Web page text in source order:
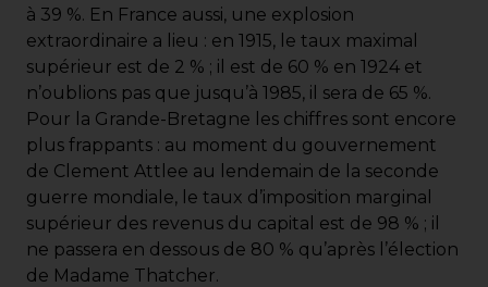
à 39 %. En France aussi, une explosion
extraordinaire a lieu : en 1915, le taux maximal
supérieur est de 2 % ; il est de 60 % en 1924 et
n’oublions pas que jusqu’à 1985, il sera de 65 %.
Pour la Grande-Bretagne les chiffres sont encore
plus frappants : au moment du gouvernement
de Clement Attlee au lendemain de la seconde
guerre mondiale, le taux d’imposition marginal
supérieur des revenus du capital est de 98 % ; il
ne passera en dessous de 80 % qu’après l’élection
de Madame Thatcher.